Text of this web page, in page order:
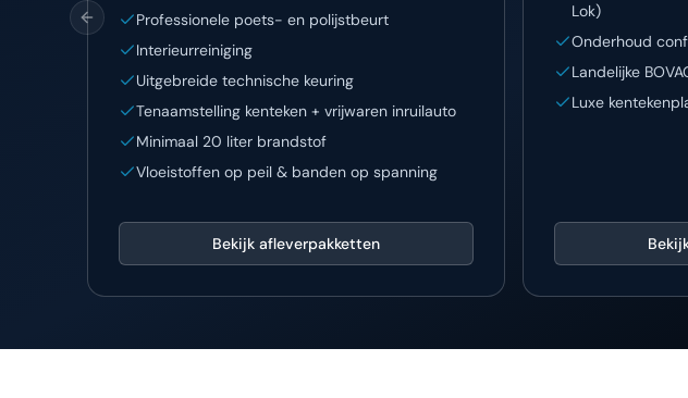
Professionele poets- en polijstbeurt
Interieurreiniging
Uitgebreide technische keuring
Tenaamstelling kenteken + vrijwaren inruilauto
Minimaal 20 liter brandstof
Vloeistoffen op peil & banden op spanning
Bekijk afleverpakketten
Lok)
Onderhoud
Landelijke
Luxe
Previous slide